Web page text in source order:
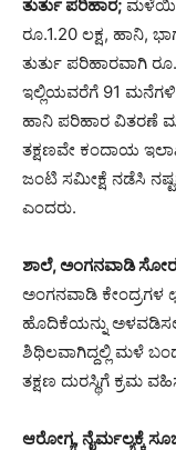
ತುರ್ತು ಪರಿಹಾರ;
ರೂ.1.20 ಲಕ್ಷ, ಹಾನಿ,
ತುರ್ತು ಪರಿಹಾರವಾಗಿ
ಇಲ್ಲಿಯವರೆಗೆ 91
ಹಾನಿ ಪರಿಹಾರ ವಿತರಣೆ
ತಕ್ಷಣವೇ ಕಂದಾಯ
ಜಂಟಿ ಸಮೀಕ್ಷೆ ನಡೆಸಿ
ಎಂದರು.
ಶಾಲೆ, ಅಂಗನವಾಡಿ
ಅಂಗನವಾಡಿ ಕೇಂದ್ರಗಳ
ಹೊದಿಕೆಯನ್ನು
ಶಿಥಿಲವಾಗಿದ್ದಲ್ಲಿ ಮಳೆ
ತಕ್ಷಣ ದುರಸ್ಥಿಗೆ ಕ್ರಮ
ಆರೋಗ್ಯ, ನೈರ್ಮಲ್ಯಕ್ಕೆ